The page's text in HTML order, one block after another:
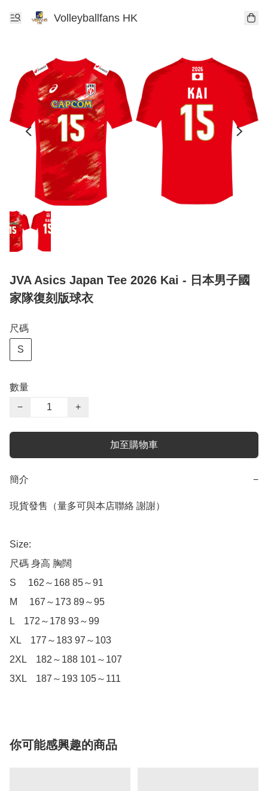
Volleyballfans HK
JVA Asics Japan Tee 2026 Kai - 日本男子國
家隊復刻版球衣
尺碼
S
數量
−
+
加至購物車
簡介 −
現貨發售（量多可與本店聯絡 謝謝）
Size:
尺碼 身高 胸闊
S 　162～168 85～91
M 　167～173 89～95
L　172～178 93～99
XL　177～183 97～103
2XL　182～188 101～107
3XL　187～193 105～111
你可能感興趣的商品